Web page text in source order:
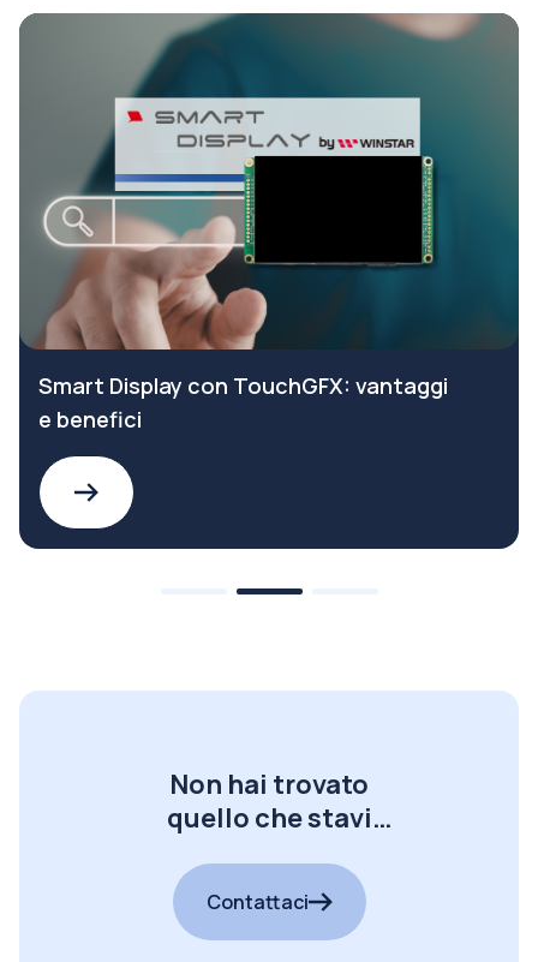
Smart Display con TouchGFX: vantaggi
e benefici
Non hai trovato
quello che stavi
Contattaci